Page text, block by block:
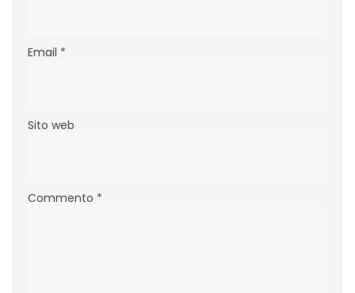
Email *
Sito web
Commento *